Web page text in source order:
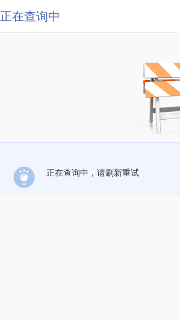
正在查询中
正在查询中，请刷新重试